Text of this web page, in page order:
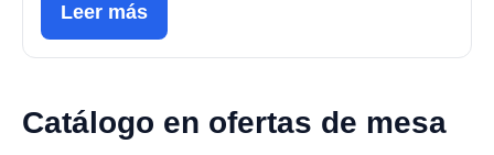
Leer más
Catálogo en ofertas de mesa